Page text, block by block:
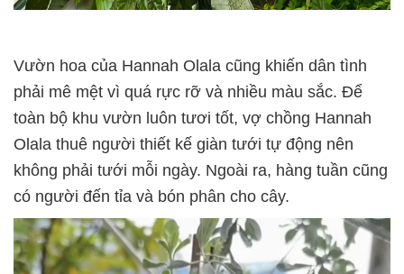
Vườn hoa của Hannah Olala cũng khiến dân tình
phải mê mệt vì quá rực rỡ và nhiều màu sắc. Để
toàn bộ khu vườn luôn tươi tốt, vợ chồng Hannah
Olala thuê người thiết kế giàn tưới tự động nên
không phải tưới mỗi ngày. Ngoài ra, hàng tuần cũng
có người đến tỉa và bón phân cho cây.